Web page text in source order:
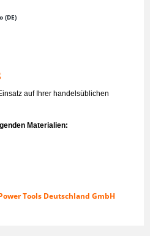
(DE)
auf Ihrer handelsüblichen
Materialien:
Tools Deutschland GmbH